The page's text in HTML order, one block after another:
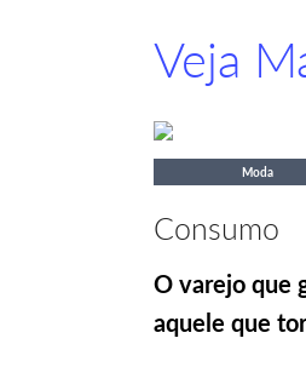
Veja
Moda
Consumo
O varejo que
aquele que